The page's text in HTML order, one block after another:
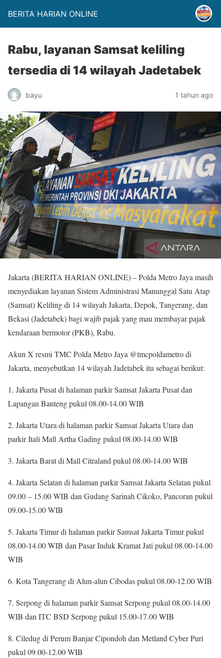
BERITA HARIAN ONLINE
Rabu, layanan Samsat keliling
tersedia di 14 wilayah Jadetabek
bayu 1 tahun ago
Jakarta (BERITA HARIAN ONLINE) – Polda Metro Jaya masih
menyediakan layanan Sistem Administrasi Manunggal Satu Atap
(Samsat) Keliling di 14 wilayah Jakarta, Depok, Tangerang, dan
Bekasi (Jadetabek) bagi wajib pajak yang mau membayar pajak
kendaraan bermotor (PKB), Rabu.
Akun X resmi TMC Polda Metro Jaya @tmcpoldametro di
Jakarta, menyebutkan 14 wilayah Jadetabek itu sebagai berikut:
1. Jakarta Pusat di halaman parkir Samsat Jakarta Pusat dan
Lapangan Banteng pukul 08.00-14.00 WIB
2. Jakarta Utara di halaman parkir Samsat Jakarta Utara dan
parkir Itali Mall Artha Gading pukul 08.00-14.00 WIB
3. Jakarta Barat di Mall Citraland pukul 08.00-14.00 WIB
4. Jakarta Selatan di halaman parkir Samsat Jakarta Selatan pukul
09.00 – 15.00 WIB dan Gudang Sarinah Cikoko, Pancoran pukul
09.00-15.00 WIB
5. Jakarta Timur di halaman parkir Samsat Jakarta Timur pukul
08.00-14.00 WIB dan Pasar Induk Kramat Jati pukul 08.00-14.00
WIB
6. Kota Tangerang di Alun-alun Cibodas pukul 08.00-12.00 WIB
7. Serpong di halaman parkir Samsat Serpong pukul 08.00-14.00
WIB dan ITC BSD Serpong pukul 15.00-17.00 WIB
8. Ciledug di Perum Banjar Cipondoh dan Metland Cyber Puri
pukul 09.00-12.00 WIB